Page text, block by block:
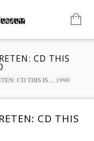
CD THIS
CD THIS IS… 1990
CD THIS